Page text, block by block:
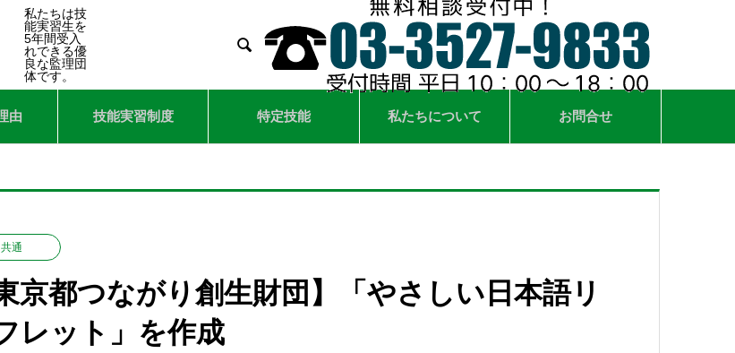
私たちは技
能実習生を
5年間受入
れできる優
良な監理団
体です。

由 技能実習制度 特定技能 私たちについて お問合せ
共通
東京都つながり創生財団】「やさしい日本語リ
レット」を作成